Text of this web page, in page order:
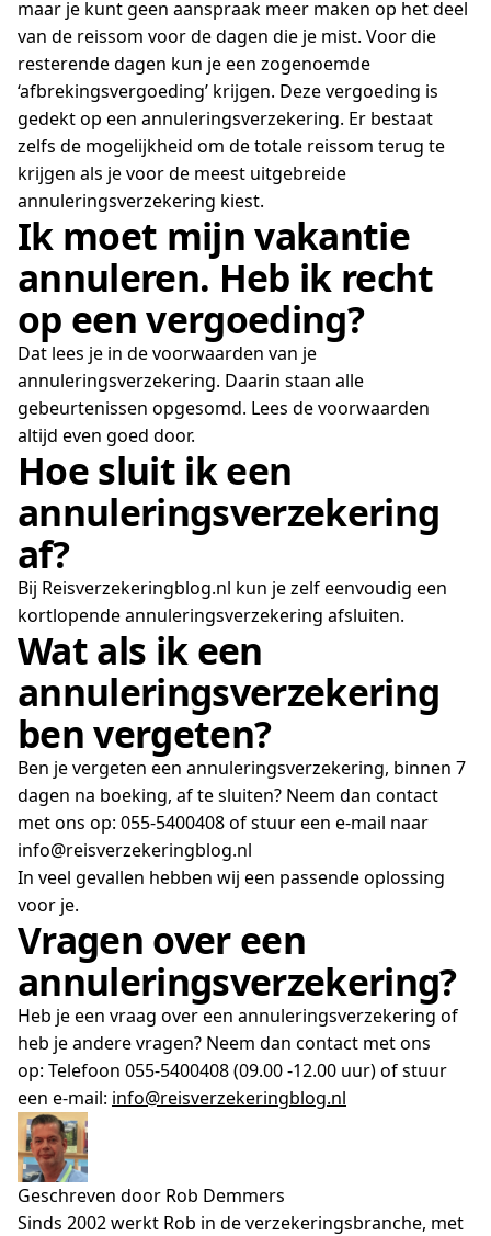
maar je kunt geen aanspraak meer maken op het deel
van de reissom voor de dagen die je mist. Voor die
resterende dagen kun je een zogenoemde
‘afbrekingsvergoeding’ krijgen. Deze vergoeding is
gedekt op een annuleringsverzekering. Er bestaat
zelfs de mogelijkheid om de totale reissom terug te
krijgen als je voor de meest uitgebreide
annuleringsverzekering kiest.
Ik moet mijn vakantie
annuleren. Heb ik recht
op een vergoeding?
Dat lees je in de voorwaarden van je
annuleringsverzekering. Daarin staan alle
gebeurtenissen opgesomd. Lees de voorwaarden
altijd even goed door.
Hoe sluit ik een
annuleringsverzekering
af?
Bij Reisverzekeringblog.nl kun je zelf eenvoudig een
kortlopende annuleringsverzekering afsluiten.
Wat als ik een
annuleringsverzekering
ben vergeten?
Ben je vergeten een annuleringsverzekering, binnen 7
dagen na boeking, af te sluiten? Neem dan contact
met ons op: 055-5400408 of stuur een e-mail naar
info@reisverzekeringblog.nl
In veel gevallen hebben wij een passende oplossing
voor je.
Vragen over een
annuleringsverzekering?
Heb je een vraag over een annuleringsverzekering of
heb je andere vragen? Neem dan contact met ons
op: Telefoon 055-5400408 (09.00 -12.00 uur) of stuur
een e-mail: info@reisverzekeringblog.nl
Geschreven door Rob Demmers
Sinds 2002 werkt Rob in de verzekeringsbranche, met